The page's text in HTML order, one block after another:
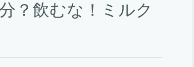
？飲むな！ミルク